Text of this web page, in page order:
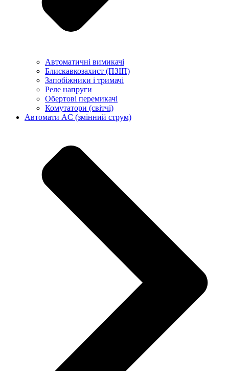
Автоматичні вимикачі
Блискавкозахист (ПЗІП)
Запобіжники і тримачі
Реле напруги
Обертові перемикачі
Комутатори (світчі)
Автомати AC (змінний струм)